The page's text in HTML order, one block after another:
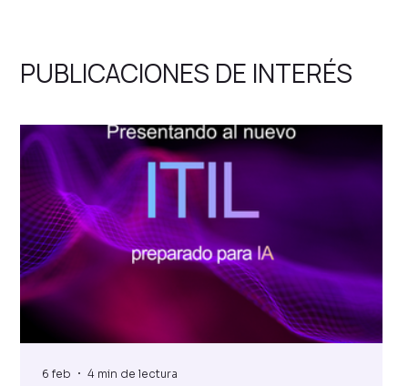
PUBLICACIONES DE INTERÉS
6 feb 4 min de lectura